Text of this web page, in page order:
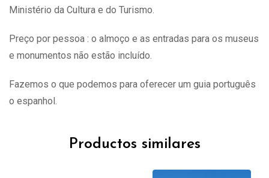
Ministério da Cultura e do Turismo.
Preço por pessoa : o almoço e as entradas para os museus
e monumentos não estão incluído.
Fazemos o que podemos para oferecer um guia português
o espanhol.
Productos similares